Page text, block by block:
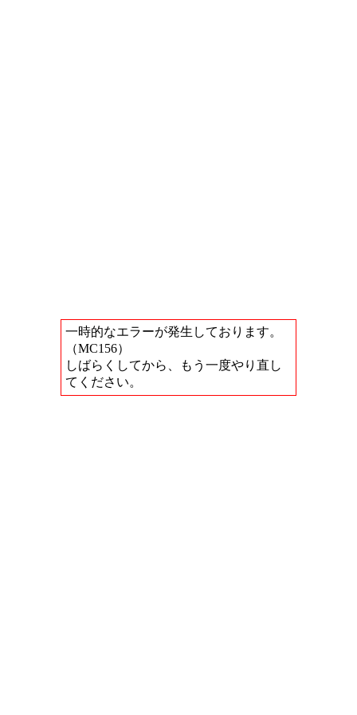
一時的なエラーが発生しております。
（MC156）
しばらくしてから、もう一度やり直し
てください。